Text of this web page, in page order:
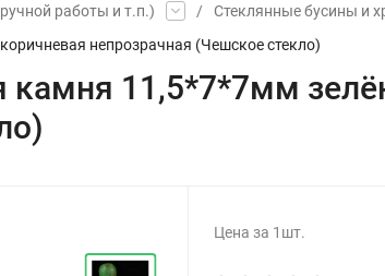
работы и т.п.) / Стеклянные бусины и
непрозрачная (Чешское стекло)
камня 11,5*7*7мм
Цена за 1шт.